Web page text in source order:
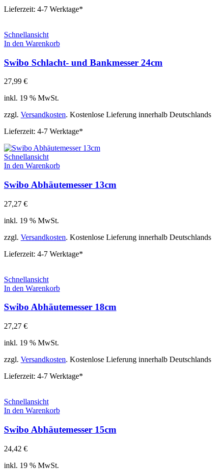
Lieferzeit: 4-7 Werktage*
Schnellansicht
In den Warenkorb
Swibo Schlacht- und Bankmesser 24cm
27,99 €
inkl. 19 % MwSt.
zzgl. Versandkosten. Kostenlose Lieferung innerhalb Deutschlands
Lieferzeit: 4-7 Werktage*
Schnellansicht
In den Warenkorb
Swibo Abhäutemesser 13cm
27,27 €
inkl. 19 % MwSt.
zzgl. Versandkosten. Kostenlose Lieferung innerhalb Deutschlands
Lieferzeit: 4-7 Werktage*
Schnellansicht
In den Warenkorb
Swibo Abhäutemesser 18cm
27,27 €
inkl. 19 % MwSt.
zzgl. Versandkosten. Kostenlose Lieferung innerhalb Deutschlands
Lieferzeit: 4-7 Werktage*
Schnellansicht
In den Warenkorb
Swibo Abhäutemesser 15cm
24,42 €
inkl. 19 % MwSt.